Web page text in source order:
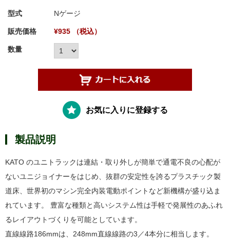
型式 Nゲージ
販売価格 ¥935 （税込）
数量
お気に入りに登録する
製品説明
KATO のユニトラックは連結・取り外しが簡単で通電不良の心配が
ないユニジョイナーをはじめ、抜群の安定性を誇るプラスチック製
道床、世界初のマシン完全内装電動ポイントなど新機構が盛り込ま
れています。 豊富な種類と高いシステム性は手軽で発展性のあふれ
るレイアウトづくりを可能としています。
直線線路186mmは、248mm直線線路の3／4本分に相当します。